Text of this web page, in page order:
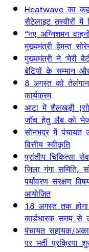
Heatwave का
सैटेलाइट तस्वीरों में
“नए अग्निशमन
मुख्यमंत्री हेमन्त
मुख्यमंत्री ने ‘मेरी
बेटियों के सम्मान
8 अगस्त को
कार्यक्रम
आटा में शैलखड़ी
जॉच हेतु लैब को
सोनभद्र में पंचायत
वित्तीय स्वीकृति
प्रांतीय चिकित्सा
जिला गंगा समिति,
पर्यावरण संरक्षण
आयोजित
18 अगस्त तक
कार्डधारक समय से
पंचायत सहायक/
पर भर्ती प्रक्रिया